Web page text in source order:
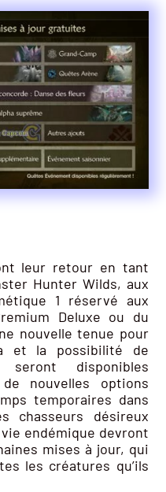
leur retour en tant
Hunter Wilds, aux
1 réservé aux
Deluxe ou du
nouvelle tenue pour
et la possibilité de
disponibles
nouvelles options
temporaires dans
chasseurs désireux
endémique devront
mises à jour, qui
les créatures qu’ils